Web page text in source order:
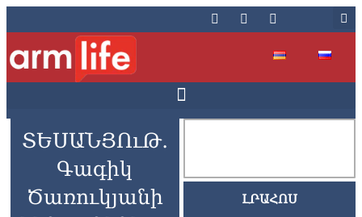
ՏԵՍԱՆՅՈւԹ․
Գագիկ
Ծառուկյանի
ԼՐԱՀՈՍ